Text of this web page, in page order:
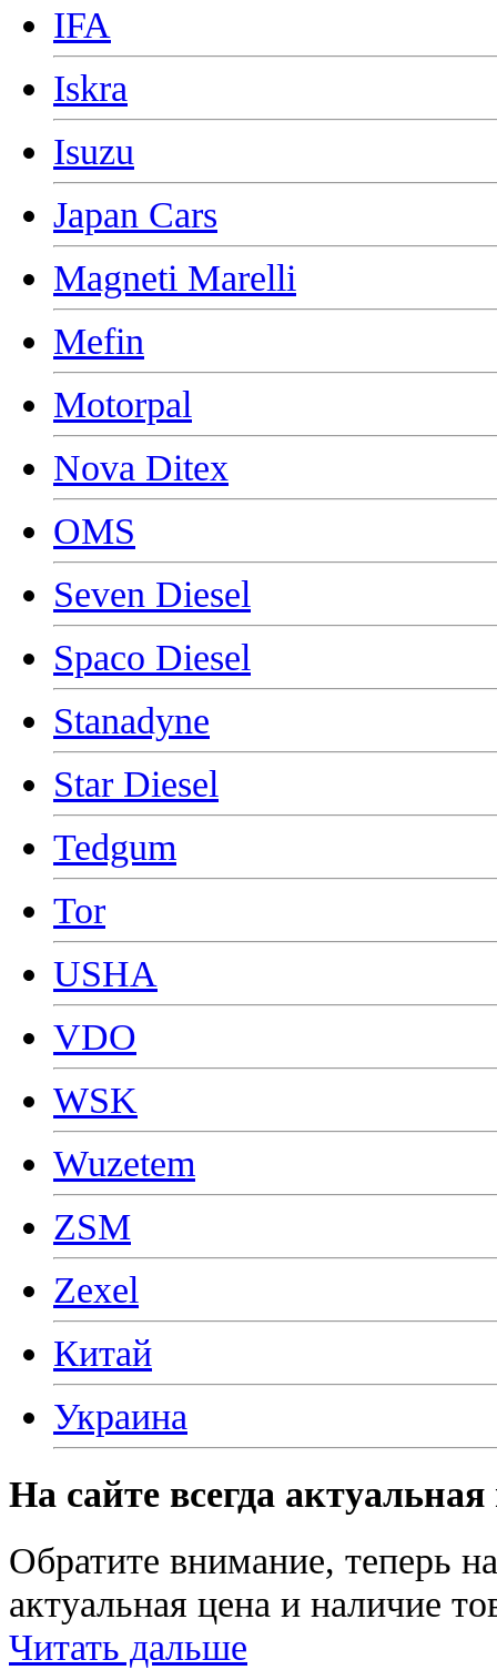
IFA
Iskra
Isuzu
Japan Cars
Magneti Marelli
Mefin
Motorpal
Nova Ditex
OMS
Seven Diesel
Spaco Diesel
Stanadyne
Star Diesel
Tedgum
Tor
USHA
VDO
WSK
Wuzetem
ZSM
Zexel
Китай
Украина
На сайте всегда
Обратите внимание, теперь
актуальная цена и наличие
Читать дальше